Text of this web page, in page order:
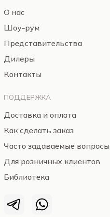
О нас
Шоу-рум
Представительства
Дилеры
Контакты
ПОДДЕРЖКА
Доставка и оплата
Как сделать заказ
Часто задаваемые вопросы
Для розничных клиентов
Библиотека